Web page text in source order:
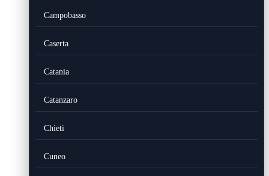
Campobasso
Caserta
Catania
Catanzaro
Chieti
Cuneo